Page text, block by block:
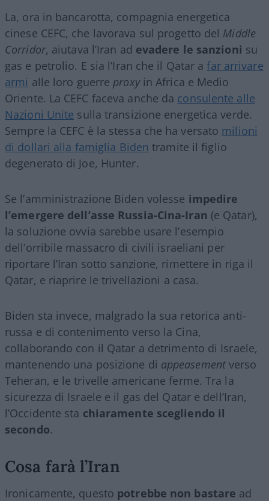
La, ora in bancarotta, compagnia energetica
cinese CEFC, che lavorava sul progetto del Middle
Corridor, aiutava l’Iran ad evadere le sanzioni su
gas e petrolio. E sia l’Iran che il Qatar afar arrivare
armi alle loro guerre proxyin Africa e Medio
Oriente. La CEFC faceva anche da consulente alle
Nazioni Unite sulla transizione energetica verde.
Sempre la CEFC è la stessa che ha versato milioni
di dollari alla famiglia Biden tramite il figlio
degenerato di Joe, Hunter.
Se l’amministrazione Biden volesse impedire
l’emergere dell’asse Russia-Cina-Iran (e Qatar),
la soluzione ovvia sarebbe usare l’esempio
dell’orribile massacro di civili israeliani per
riportare l’Iran sotto sanzione, rimettere in riga il
Qatar, e riaprire le trivellazioni a casa.
Biden sta invece, malgrado la sua retorica anti-
russa e di contenimento verso la Cina,
collaborando con il Qatar a detrimento di Israele,
mantenendo una posizione di appeasementverso
Teheran, e le trivelle americane ferme. Tra la
sicurezza di Israele e il gas del Qatar e dell’Iran,
l’Occidente sta chiaramente scegliendo il
secondo.
Cosa farà l’Iran
Ironicamente, questo potrebbe non bastare ad